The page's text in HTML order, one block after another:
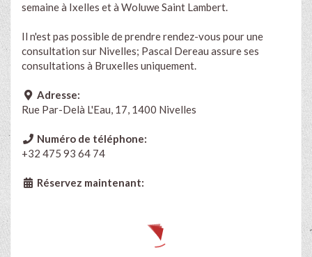
semaine à Ixelles et à Woluwe Saint Lambert.
Il n'est pas possible de prendre rendez-vous pour une
consultation sur Nivelles; Pascal Dereau assure ses
consultations à Bruxelles uniquement.
Adresse:
Rue Par-Delà L'Eau, 17, 1400 Nivelles
Numéro de téléphone:
+32 475 93 64 74
Réservez maintenant: